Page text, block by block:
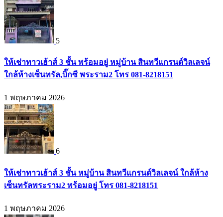
5
ให้เช่าทาวเฮ้าส์ 3 ชั้น พร้อมอยู่ หมู่บ้าน สินทวีแกรนด์วิลเลจน์
ใกล้ห้างเซ็นทรัล,บิ๊กซี พระราม2 โทร 081-8218151
1 พฤษภาคม 2026
6
ให้เช่าทาวเฮ้าส์ 3 ชั้น หมู่บ้าน สินทวีแกรนด์วิลเลจน์ ใกล้ห้าง
เซ็นทรัลพระราม2 พร้อมอยู่ โทร 081-8218151
1 พฤษภาคม 2026